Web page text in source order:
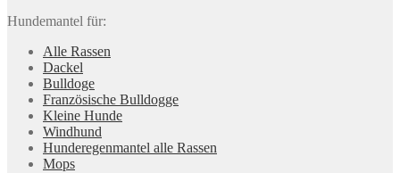
Hundemantel für:
Alle Rassen
Dackel
Bulldoge
Französische Bulldogge
Kleine Hunde
Windhund
Hunderegenman­tel alle Rassen
Mops